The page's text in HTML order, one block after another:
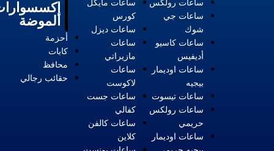
الموضة
أحزمة
كابات
محافظ
حقائب رجالي
كورس
ساعات ديزل
ساعات
مازيراتي
ساعات
لاكوست
ساعات جست
كفالي
ساعات كالفن
كلاين
ساعات جي
شوك
ساعات كاسيو
أديفيس
ساعات اوديمار
بيجيه
ساعات تيسوت
ساعات رولكس
حريمي
ساعات اوديمار